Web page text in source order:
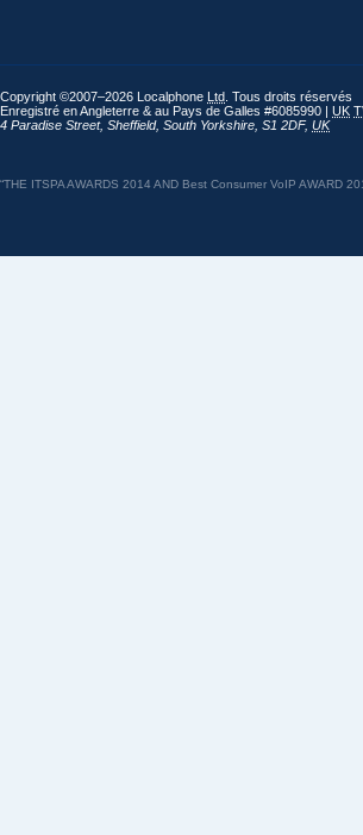
Copyright ©2007–2026 Localphone Ltd . Tous droits réservés
Enregistré en Angleterre & au Pays de Galles #6085990 | UK
4 Paradise Street, Sheffield, South Yorkshire S1 2DF, UK
“THE ITSPA AWARDS 2014 AND Best Consumer VoIP AWARD